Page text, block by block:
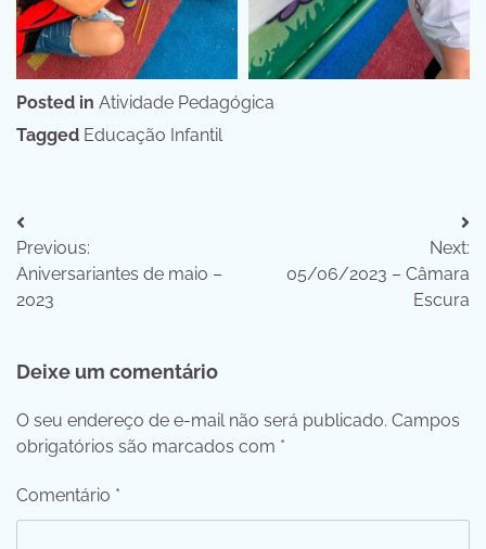
Posted in Atividade Pedagógica
Tagged Educação Infantil
Navegação
de
Post
Previous:
Aniversariantes de maio –
2023
Next:
05/06/2023 – Câmara
Escura
Deixe um comentário
O seu endereço de e-mail não será publicado. Campos
obrigatórios são marcados com *
Comentário *